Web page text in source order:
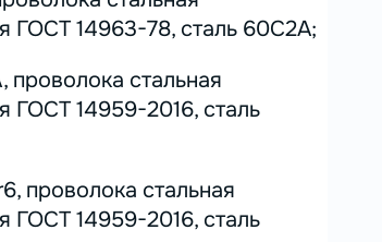
ГОСТ 14963-78, сталь 60С2А;
стальная
ГОСТ 14959-2016, сталь
проволока стальная
ГОСТ 14959-2016, сталь